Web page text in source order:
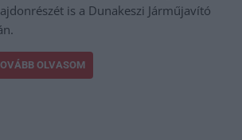
is a Dunakeszi Járműjavító
OLVASOM